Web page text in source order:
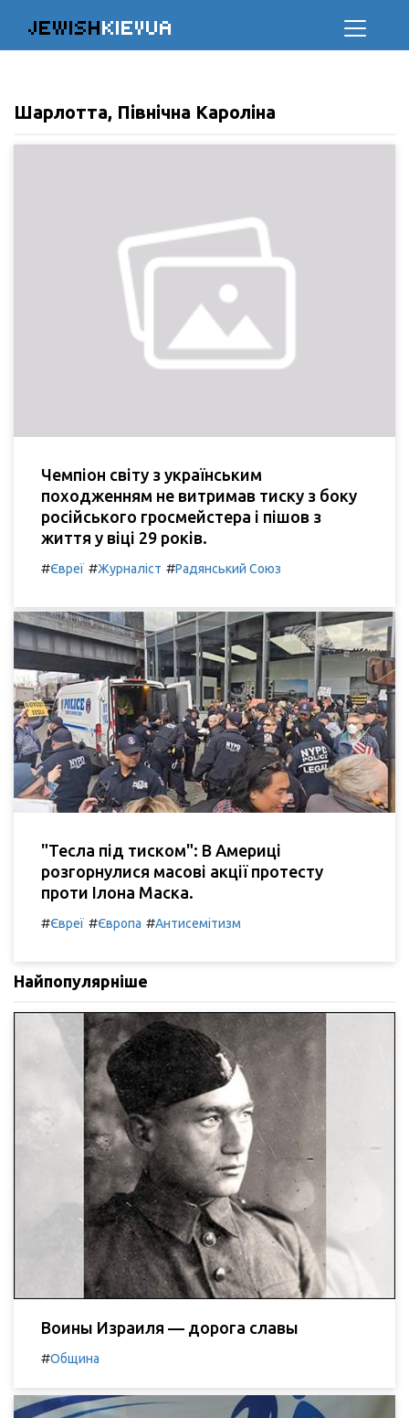
JEWISHKIEVUA
Шарлотта, Північна Кароліна
Чемпіон світу з українським
походженням не витримав тиску з боку
російського гросмейстера і пішов з
життя у віці 29 років.
#Євреї #Журналіст #Радянський Союз
"Тесла під тиском": В Америці
розгорнулися масові акції протесту
проти Ілона Маска.
#Євреї #Європа #Антисемітизм
Найпопулярніше
Воины Израиля — дорога славы
#Община